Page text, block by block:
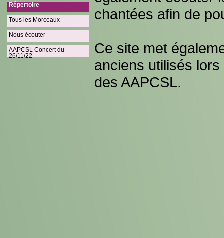
Répertoire
Tous les Morceaux
Nous écouter
AAPCSL Concert du
26/11/22
chantées afin de
Ce site met
anciens utilisés
des AAPCSL.